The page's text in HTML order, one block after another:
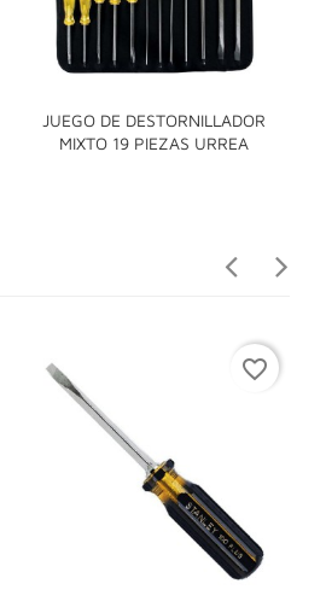
JUEGO DE DESTORNILLADOR
MIXTO 19 PIEZAS URREA

favorite_border